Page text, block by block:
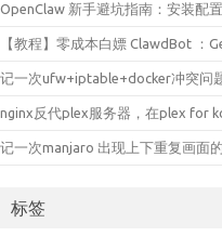
OpenClaw 新手避坑指南：安装配
【教程】零成本白嫖 ClawdBot ：
记一次ufw+iptable+docker冲突问
nginx反代plex服务器，在plex for
记一次manjaro 出现上下重复画面
标签